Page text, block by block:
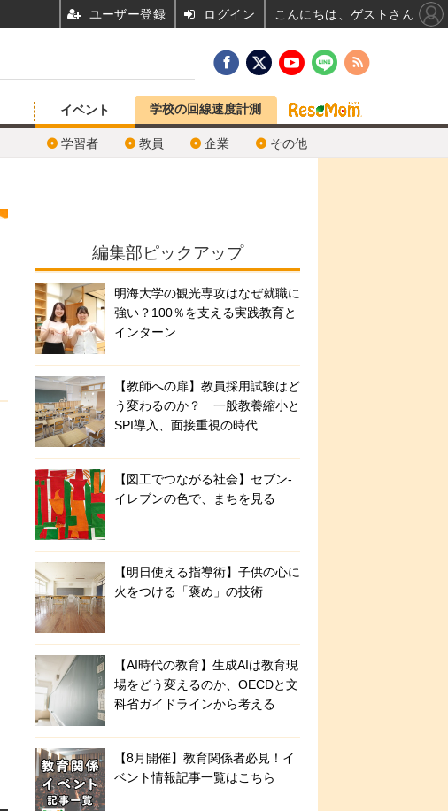
イベント
学習者 教員 企業 その他
学校の回線速度計測
編集部ピックアップ
明海大学の観光専攻はなぜ就職に
強い？100％を支える実践教育と
インターン
【教師への扉】教員採用試験はど
う変わるのか？ 一般教養縮小と
SPI導入、面接重視の時代
【図工でつながる社会】セブン‐
イレブンの色で、まちを見る
【明日使える指導術】子供の心に
火をつける「褒め」の技術
【AI時代の教育】生成AIは教育現
場をどう変えるのか、OECDと文
科省ガイドラインから考える
【8月開催】教育関係者必見！イ
ベント情報記事一覧はこちら
ユーザー登録 ログイン こんにちは、ゲストさん